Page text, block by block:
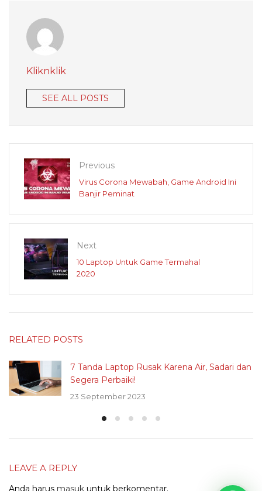
Kliknklik
SEE ALL POSTS
Previous
Virus Corona Mewabah, Game Android Ini
Banjir Peminat
Next
10 Laptop Untuk Game Termahal
2020
RELATED POSTS
7 Tanda Laptop Rusak Karena Air, Sadari dan
Segera Perbaiki!
23 September 2023
LEAVE A REPLY
Anda harus masuk untuk berkomentar.